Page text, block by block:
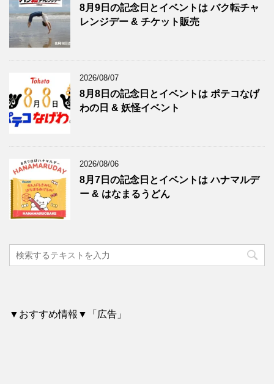
8月9日の記念日とイベントは バク転チャ
レンジデー & チケット販売
2026/08/07
8月8日の記念日とイベントは ポテコなげ
わの日 & 妖怪イベント
2026/08/06
8月7日の記念日とイベントは ハナマルデ
ー & はなまるうどん
▼おすすめ情報▼「広告」